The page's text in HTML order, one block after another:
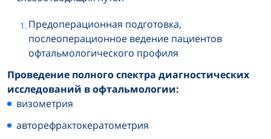
Предоперационная подготовка,
послеоперационное ведение пациентов
офтальмологического профиля
Проведение полного спектра диагностических
исследований в офтальмологии:
визометрия
авторефрактокератометрия